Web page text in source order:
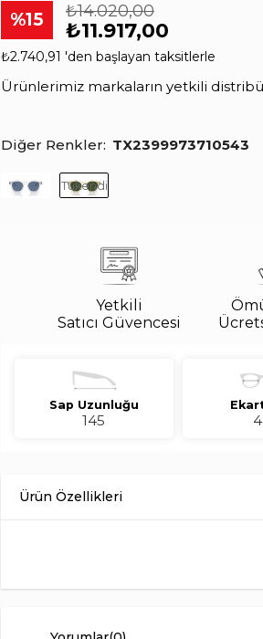
15 ₺14.020,00
₺11.917,00
₺2.740,91 'den başlayan taksitlerle
Ürünlerimiz markaların yetkili
Diğer Renkler TX2399973710543
Tükendi
Yetkili
Satıcı Güvencesi
Sap Uzunluğu
145
Unisex kullanım için tasarlanan bu model,